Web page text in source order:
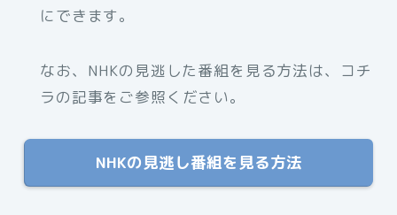
にできます。
なお、NHKの見逃した番組を見る方法は、コチ
ラの記事をご参照ください。
NHKの見逃し番組を見る方法